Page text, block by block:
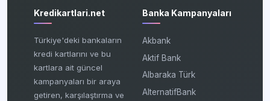
Kredikartlari.net
Türkiye'deki bankaların
kredi kartlarını ve bu
kartlara ait güncel
kampanyaları bir araya
getiren, karşılaştırma ve
Banka Kampanyaları
Akbank
Aktif Bank
Albaraka Türk
AlternatifBank